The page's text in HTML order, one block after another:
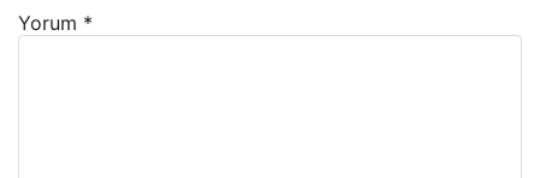
Yorum *